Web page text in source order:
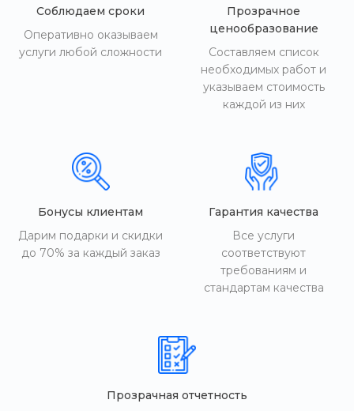
Соблюдаем сроки
Оперативно оказываем
услуги любой сложности
Прозрачное
ценообразование
Составляем список
необходимых работ и
указываем стоимость
каждой из них
Бонусы клиентам
Дарим подарки и скидки
до 70% за каждый заказ
Гарантия качества
Все услуги
соответствуют
требованиям и
стандартам качества
Прозрачная отчетность